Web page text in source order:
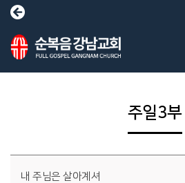
주일3부
내 주님은 살아계셔